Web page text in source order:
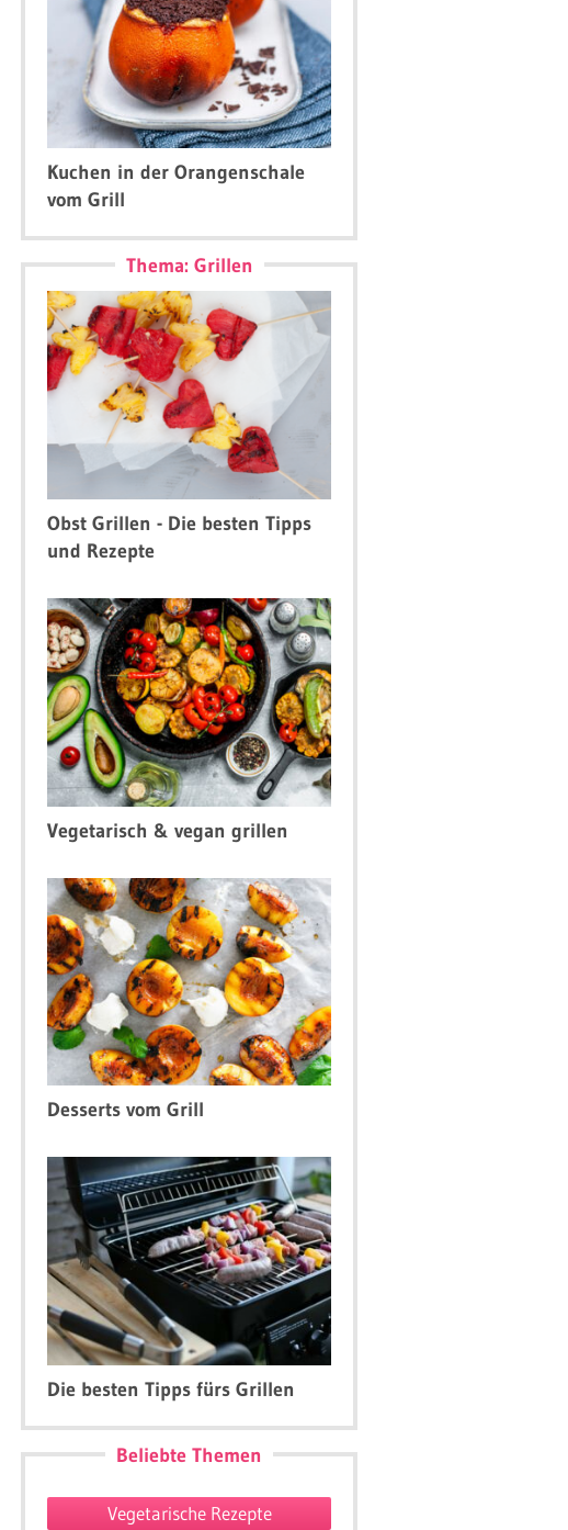
Frittiertes Gebäck
Churros mit
Schokosoße
Schnell und einfach
Cheesecake-Pops mit
Kuchen in der Orangenschale
vom Grill
Thema: Grillen
Obst Grillen - Die besten Tipps
und Rezepte
Vegetarisch & vegan grillen
Desserts vom Grill
Die besten Tipps fürs Grillen
Beliebte Themen
Vegetarische Rezepte